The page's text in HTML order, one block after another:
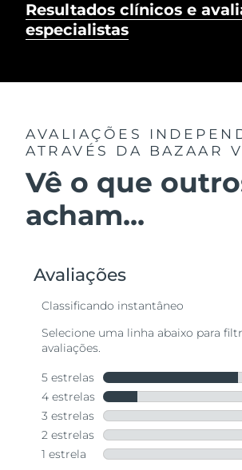
Resultados clínicos e
especialistas
AVALIAÇÕES
ATRAVÉS DA BAZAAR
Vê o que
acham...